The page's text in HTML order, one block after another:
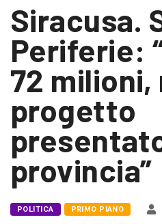
Siracusa.
Periferie:
72 milioni,
progetto
provincia”
POLITICA PRIMO PIANO